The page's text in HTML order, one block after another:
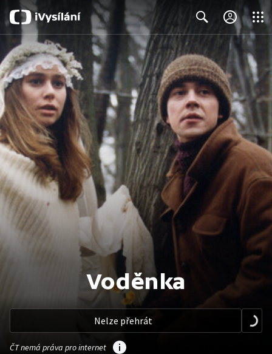
Search Close
Voděnka
Nelze přehrát
ČT nemá práva pro internet